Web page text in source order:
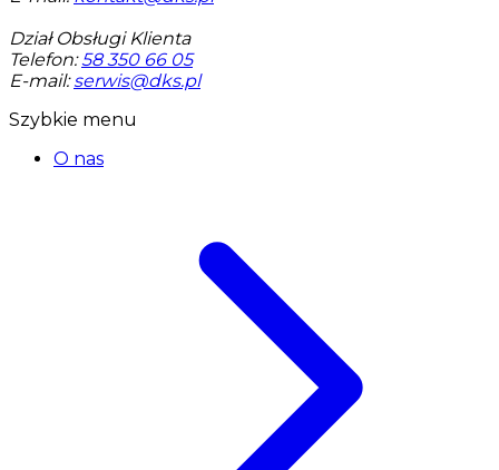
Dział Obsługi Klienta
Telefon: 58 350 66 05
E-mail: serwis@dks.pl
Szybkie menu
O nas